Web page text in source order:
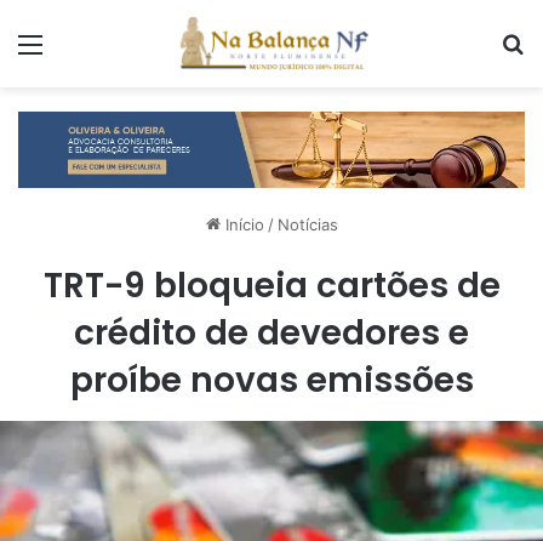
Início / Notícias
TRT-9 bloqueia cartões de
crédito de devedores e
proíbe novas emissões